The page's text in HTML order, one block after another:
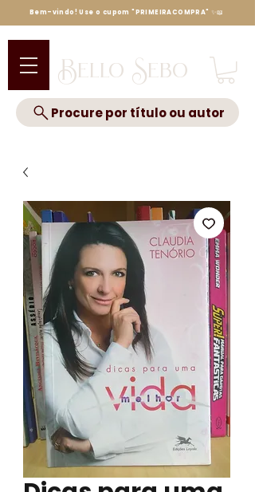
Bello Sebo
Procure por título ou autor
Bem-vindo! Use o cupom "PRIMEIRACOMPRA" ✨📖